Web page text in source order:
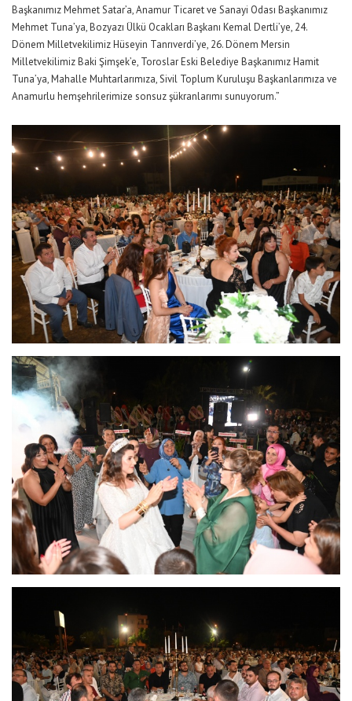
Başkanımız Mehmet Satar’a, Anamur Ticaret ve Sanayi Odası Başkanımız
Mehmet Tuna’ya, Bozyazı Ülkü Ocakları Başkanı Kemal Dertli’ye, 24.
Dönem Milletvekilimiz Hüseyin Tanrıverdi’ye, 26. Dönem Mersin
Milletvekilimiz Baki Şimşek’e, Toroslar Eski Belediye Başkanımız Hamit
Tuna’ya, Mahalle Muhtarlarımıza, Sivil Toplum Kuruluşu Başkanlarımıza ve
Anamurlu hemşehrilerimize sonsuz şükranlarımı sunuyorum.”